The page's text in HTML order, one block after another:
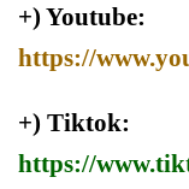
+) Youtube:
https://
+) Tiktok:
https://